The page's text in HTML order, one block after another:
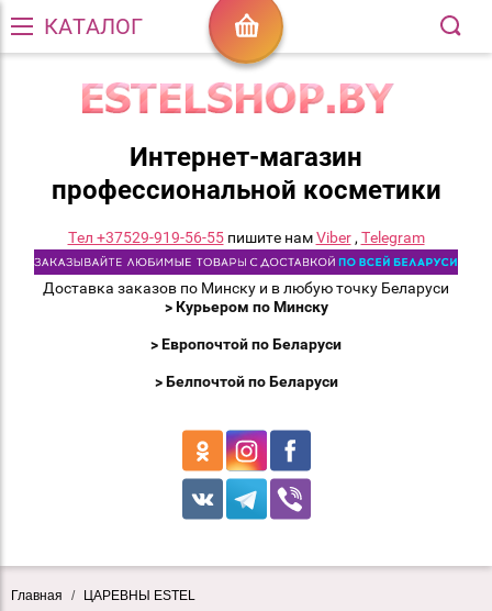
КАТАЛОГ
Интернет-магазин
профессиональной косметики
Тел +37529-919-56-55пишите намViber, Telegram
Доставка заказов по Минску и в любую точку Беларуси
> Курьером по Минску
> Европочтой по Беларуси
> Белпочтой по Беларуси
Главная / ЦАРЕВНЫ ESTEL